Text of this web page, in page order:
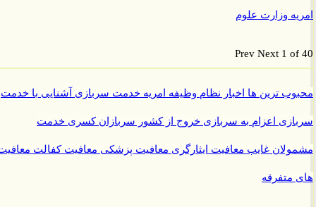
وزارت علوم
PrevNext 1
ترین هااخبار نظام وظیفهامریهخدمت سربازیآشنایی با خدمت
اعزام به سربازیخروج از کشور سربازانکسری خدمت
غایبمعافیت ایثارگریمعافیت پزشکیمعافیت کفالتمعافیت
متفرقه